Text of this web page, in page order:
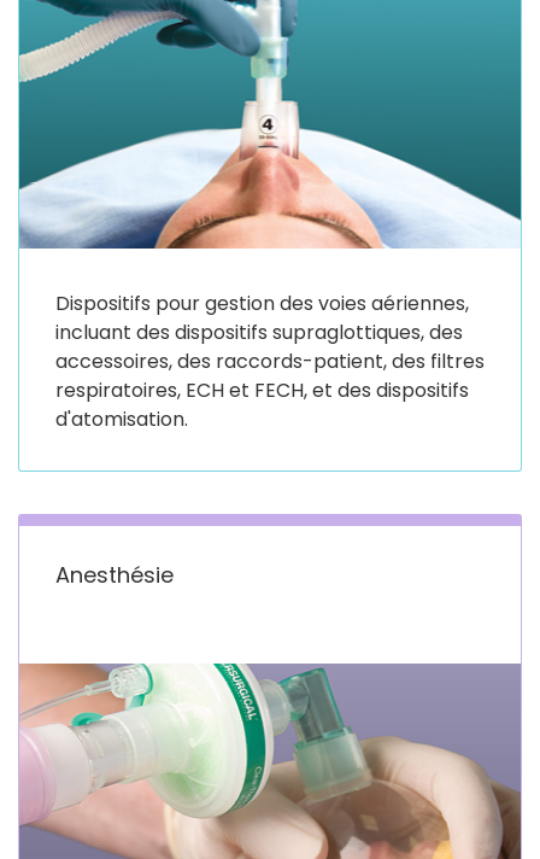
Dispositifs pour gestion des voies aériennes,
incluant des dispositifs supraglottiques, des
accessoires, des raccords-patient, des filtres
respiratoires, ECH et FECH, et des dispositifs
d'atomisation.
Anesthésie